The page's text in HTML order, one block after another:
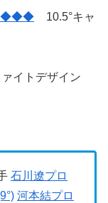
◆◆◆ 10.5°キャ
イトデザイン
石川遼プロ
河本結プロ